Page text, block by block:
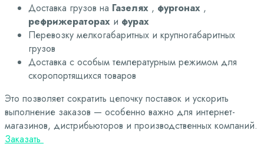
Доставка грузов на Газелях , фургонах ,
рефрижераторах и фурах
Перевозку мелкогабаритных и крупногабаритных
грузов
Доставка с особым температурным режимом для
скоропортящихся товаров
Это позволяет сократить цепочку поставок и ускорить
выполнение заказов — особенно важно для интернет-
магазинов, дистрибьюторов и производственных компаний.
Заказать